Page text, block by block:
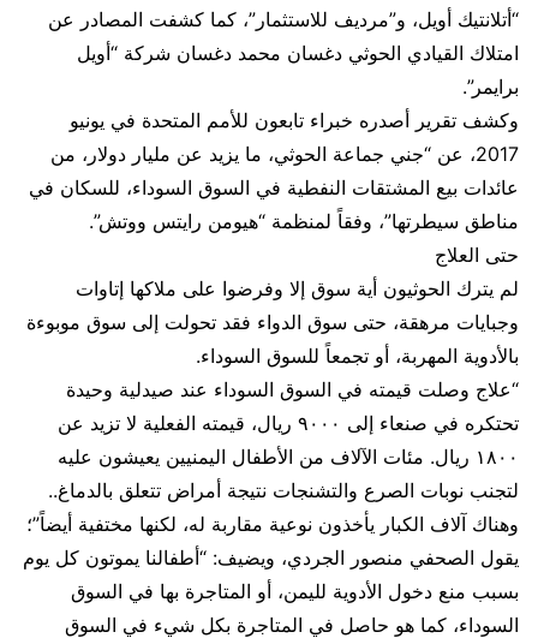
“أتلانتيك أويل، و”مرديف للاستثمار”، كما كشفت المصادر عن
امتلاك القيادي الحوثي دغسان محمد دغسان شركة “أويل
برايمر”.
وكشف تقرير أصدره خبراء تابعون للأمم المتحدة في يونيو
2017، عن “جني جماعة الحوثي، ما يزيد عن مليار دولار، من
عائدات بيع المشتقات النفطية في السوق السوداء، للسكان في
مناطق سيطرتها”، وفقاً لمنظمة “هيومن رايتس ووتش”.
حتى العلاج
لم يترك الحوثيون أية سوق إلا وفرضوا على ملاكها إتاوات
وجبايات مرهقة، حتى سوق الدواء فقد تحولت إلى سوق موبوءة
بالأدوية المهربة، أو تجمعاً للسوق السوداء.
“علاج وصلت قيمته في السوق السوداء عند صيدلية وحيدة
تحتكره في صنعاء إلى ٩٠٠٠ ريال، قيمته الفعلية لا تزيد عن
١٨٠٠ ريال. مئات الآلاف من الأطفال اليمنيين يعيشون عليه
لتجنب نوبات الصرع والتشنجات نتيجة أمراض تتعلق بالدماغ..
وهناك آلاف الكبار يأخذون نوعية مقاربة له، لكنها مختفية أيضاً”؛
يقول الصحفي منصور الجردي، ويضيف: “أطفالنا يموتون كل يوم
بسبب منع دخول الأدوية لليمن، أو المتاجرة بها في السوق
السوداء، كما هو حاصل في المتاجرة بكل شيء في السوق